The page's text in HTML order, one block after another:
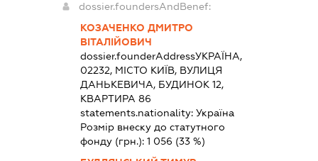
dossier.foundersAndBenef:
КОЗАЧЕНКО ДМИТРО
ВІТАЛІЙОВИЧ
dossier.founderAddressУКРАЇНА,
02232, МІСТО КИЇВ, ВУЛИЦЯ
ДАНЬКЕВИЧА, БУДИНОК 12,
КВАРТИРА 86
statements.nationality:Україна
Розмір внеску до статутного
фонду (грн.):1 056 (33 %)